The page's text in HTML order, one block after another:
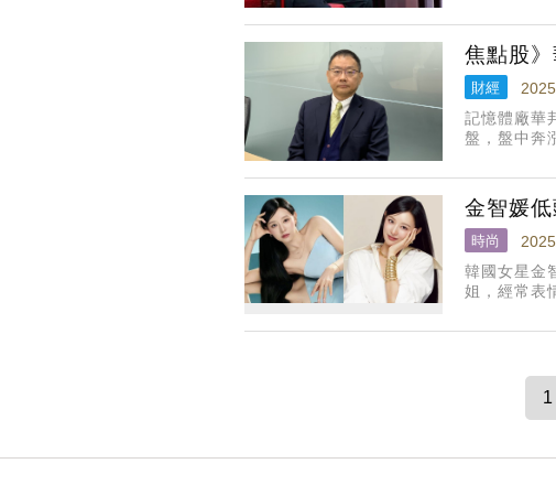
心裡有閃過
焦點股
財經
記憶體廠華
盤，盤中奔
金智媛
時尚
韓國女星金
姐，經常表
1